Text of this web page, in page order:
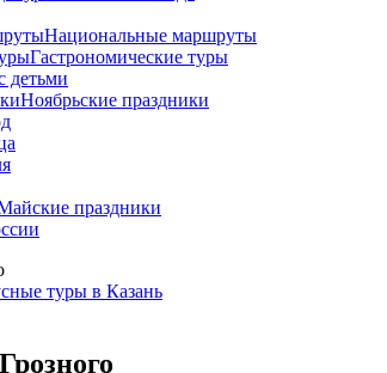
Национальные маршруты
Гастрономические туры
детьми
Ноябрьские праздники
праздники
туры в Казань